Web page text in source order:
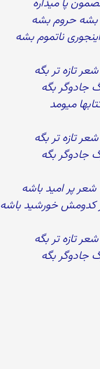
پا میذاره
بشه حروم بشه
ناتموم بشه
تازه تر بگه
جادوگر بگه
میومد
تازه تر بگه
جادوگر بگه
پر امید باشه
کدومش خورشید باشه
تازه تر بگه
جادوگر بگه